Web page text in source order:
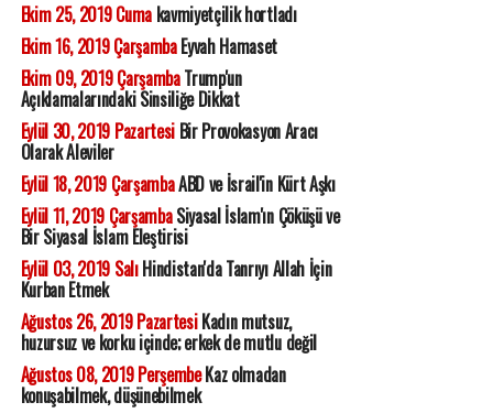
Ekim 25, 2019 Cumakavmiyetçilik hortladı
Ekim 16, 2019 ÇarşambaEyvah Hamaset
Ekim 09, 2019 ÇarşambaTrump'un
Açıklamalarındaki Sinsiliğe Dikkat
Eylül 30, 2019 PazartesiBir Provokasyon Aracı
Olarak Aleviler
Eylül 18, 2019 ÇarşambaABD ve İsrail'in Kürt Aşkı
Eylül 11, 2019 ÇarşambaSiyasal İslam'ın Çöküşü ve
Bir Siyasal İslam Eleştirisi
Eylül 03, 2019 SalıHindistan'da Tanrıyı Allah İçin
Kurban Etmek
Ağustos 26, 2019 PazartesiKadın mutsuz,
huzursuz ve korku içinde; erkek de mutlu değil
Ağustos 08, 2019 PerşembeKaz olmadan
konuşabilmek, düşünebilmek